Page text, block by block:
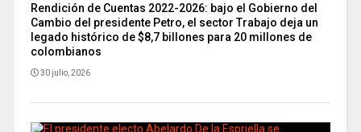
Rendición de Cuentas 2022-2026: bajo el Gobierno del
Cambio del presidente Petro, el sector Trabajo deja un
legado histórico de $8,7 billones para 20 millones de
colombianos
30 julio, 2026